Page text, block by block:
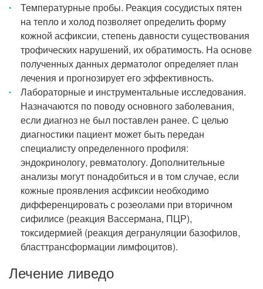
Температурные пробы. Реакция сосудистых пятен
на тепло и холод позволяет определить форму
кожной асфиксии, степень давности существования
трофических нарушений, их обратимость. На основе
полученных данных дерматолог определяет план
лечения и прогнозирует его эффективность.
Лабораторные и инструментальные исследования.
Назначаются по поводу основного заболевания,
если диагноз не был поставлен ранее. С целью
диагностики пациент может быть передан
специалисту определенного профиля:
эндокринологу, ревматологу. Дополнительные
анализы могут понадобиться и в том случае, если
кожные проявления асфиксии необходимо
дифференцировать с розеолами при вторичном
сифилисе (реакция Вассермана, ПЦР),
токсидермией (реакция дегрануляции базофилов,
бласттрансформации лимфоцитов).
Лечение ливедо